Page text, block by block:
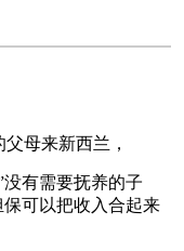
母来新西兰，
有需要抚养的子
可以把收入合起来